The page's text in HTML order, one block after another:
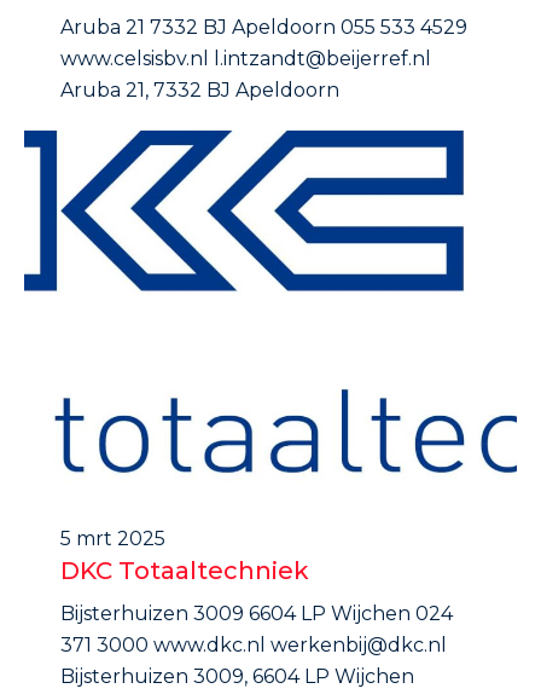
Aruba 21 7332 BJ Apeldoorn 055 533 4529
www.celsisbv.nl l.intzandt@beijerref.nl
Aruba 21, 7332 BJ Apeldoorn
5 mrt 2025
DKC Totaaltechniek
Bijsterhuizen 3009 6604 LP Wijchen 024
371 3000 www.dkc.nl werkenbij@dkc.nl
Bijsterhuizen 3009, 6604 LP Wijchen